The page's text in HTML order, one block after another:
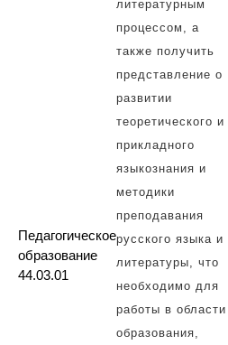
Педагогическое
образование
44.03.01
литературным
процессом, а
также получить
представление о
развитии
теоретического и
прикладного
языкознания и
методики
преподавания
русского языка и
литературы, что
необходимо для
работы в области
образования,